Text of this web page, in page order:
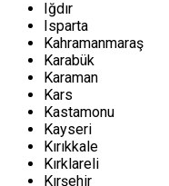
Iğdır
Isparta
Kahramanmaraş
Karabük
Karaman
Kars
Kastamonu
Kayseri
Kırıkkale
Kırklareli
Kırşehir